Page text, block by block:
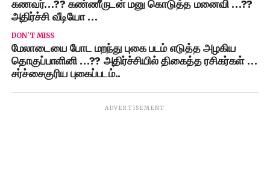
கணவர்…?? கண்ணீருடன் மனு கொடுத்த மனைவி …??
அதிர்ச்சி வீடியோ …
DON'T MISS
மேலாடையை போட மறந்து புகை படம் எடுத்த அழகிய
தொகுப்பாளினி …?? அதிர்ச்சியில் திகைத்த ரசிகர்கள் …
சர்ச்சைகுரிய புகைப்படம்..
ADVERTISEMENT